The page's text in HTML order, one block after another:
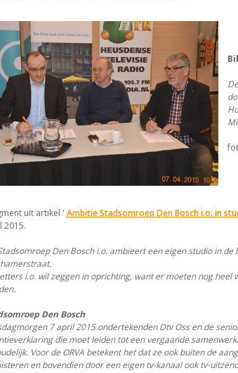
uit artikel ' Ambitie Stadsomroep Den Bosch i.o. in
2015.
Den Bosch i.o. ambieert een eigen studio in de
i.o. wil zeggen in oprichting, want er moeten nog heel
Den Bosch
7 april 2015 ondertekenden Dtv Oss en de
die moet leiden tot een vergaande
Voor de ORVA betekent het dat ze ook buiten de
en bovendien door een eigen tv-kanaal ook tv-